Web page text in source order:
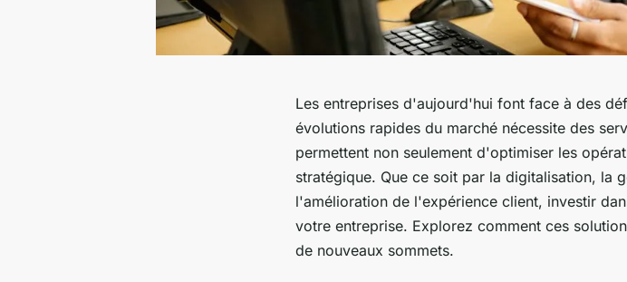
Les entreprises d'aujourd'hui font face à des
évolutions rapides du marché nécessite des
permettent non seulement d'optimiser les
stratégique. Que ce soit par la digitalisation, la
l'amélioration de l'expérience client, investir
votre entreprise. Explorez comment ces
de nouveaux sommets.